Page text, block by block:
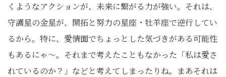
くようなアクションが、未来に繋がる力が強い。それは、
守護星の金星が、開拓と努力の星座・牡羊座で逆行してい
るから。特に、愛情面でちょっとした気づきがある可能性
もあるにゃ〜。それまで考えたこともなかった「私は愛さ
れているのか？」などと考えてしまったりね。まあそれは